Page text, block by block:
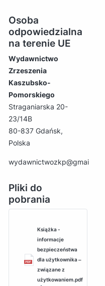
Osoba
odpowiedzialna
na terenie UE
Wydawnictwo
Zrzeszenia
Kaszubsko-
Pomorskiego
Straganiarska 20-
23/14B
80-837 Gdańsk,
Polska
Pliki do
pobrania
Książka -
informacje
bezpieczeństwa
dla użytkownika ‒
związane z
użytkowaniem.pdf